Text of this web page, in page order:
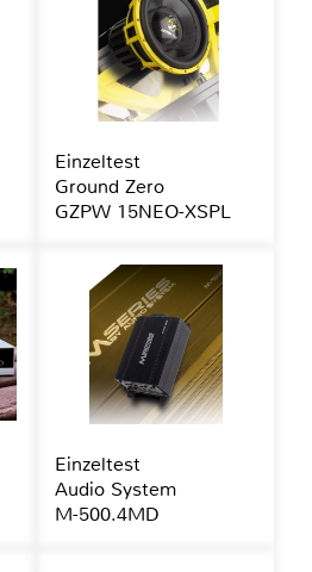
Einzeltest
Ground Zero
GZPW 15NEO-XSPL
Einzeltest
Audio System
M-500.4MD